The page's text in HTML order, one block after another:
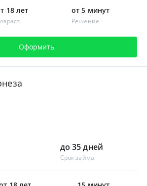
18 лет от 5 минут
Решение
Оформить
до 35 дней
Срок займа